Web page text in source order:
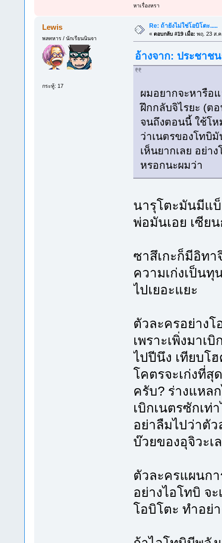
หาเรื่องหรา
Lewis
พลทหาร / นักเรียนนินจา
กระทู้: 17
Re: ถ้ายังไม่ใช่โอบิโตะ.....
« ตอบกลับ #19 เมื่อ: พฤ. 23 ส.ค
อ้างจาก: ประชาช
ผมอยากจะหารือ
ฝึกกลับจิไรยะ (ต
จนถึงตอนนี้ ใช้โห
ว่าเนตรของโทบิ
เห็นยากเลย อย่า
หรอกนะผมว่า
นารุโตะมันมีแ
พ่อมันเอย เซีย
ซาสึเกะก็มีอิท
ความเก่งเป็นทุ
ไปเยอะแยะ
ตัวละครอย่าง
เพราะเพิ่งมาเ
ไปปีนึง เทียบโ
โคตรจะเก่งที่สุ
ครับ? ร่างแหล
เบิกเนตรซักเท่
อย่าลืมไปว่าตั
บ๊วยของอุจิวะเ
ตัวละครแผนก
อย่างไอโทบิ จ
โอบิโตะ ทำอย่